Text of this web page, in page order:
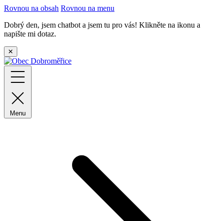
Rovnou na obsah Rovnou na menu
Dobrý den, jsem chatbot a jsem tu pro vás! Klikněte na ikonu a
napište mi dotaz.
✕
Menu